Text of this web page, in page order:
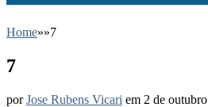
Home»»7
7
porJose Rubens Vicari em 2 de